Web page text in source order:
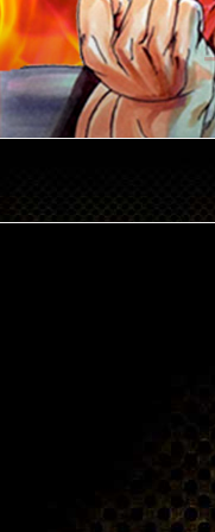
Перейти
к
содержимому